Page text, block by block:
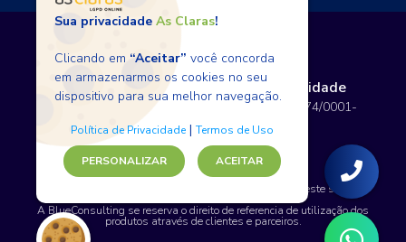
Termos de Uso Políticas de Privacidade
Copyright © 2026 BlueConsulting - 12.797.074/0001-
80 - Todos os direitos reservados.
SAP, WordPress e certos nomes de produtos usados neste site são
A BlueConsulting se reserva o direito de referencia de utilização dos
produtos através de clientes e parceiros.
Sua privacidade As Claras!
Clicando em “Aceitar” você concorda
em armazenarmos os cookies no seu
dispositivo para sua melhor navegação.
Política de Privacidade | Termos de Uso
PERSONALIZAR ACEITAR